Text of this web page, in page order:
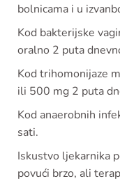
bolnicama i u
Kod bakterijske
oralno 2 puta
Kod trihomonijaze
ili 500 mg 2 puta
Kod anaerobnih
sati.
Iskustvo ljekarnika
povući brzo, ali